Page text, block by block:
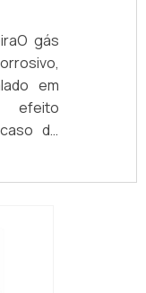
gás
em
efeito
de
até um
da
gás